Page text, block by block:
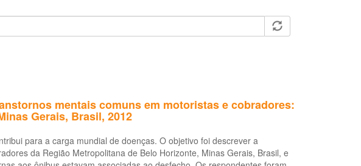
mentais comuns em motoristas e cobradores:
Gerais, Brasil, 2012
para a carga mundial de doenças. O objetivo foi descrever a
da Região Metropolitana de Belo Horizonte, Minas Gerais, Brasil, e